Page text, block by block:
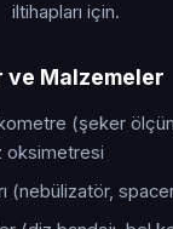
iltihapları için.
ve Malzemeler
(şeker
oksimetresi
(nebülizatör,